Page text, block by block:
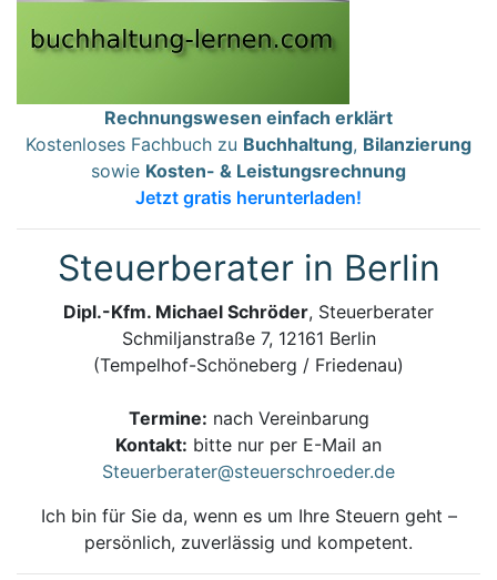
Rechnungswesen einfach erklärt
Kostenloses Fachbuch zu Buchhaltung, Bilanzierung
sowie Kosten- & Leistungsrechnung
Jetzt gratis herunterladen!
Steuerberater in Berlin
Dipl.-Kfm. Michael Schröder, Steuerberater
Schmiljanstraße 7, 12161 Berlin
(Tempelhof-Schöneberg / Friedenau)
Termine: nach Vereinbarung
Kontakt: bitte nur per E-Mail an
Steuerberater@steuerschroeder.de
Ich bin für Sie da, wenn es um Ihre Steuern geht –
persönlich, zuverlässig und kompetent.